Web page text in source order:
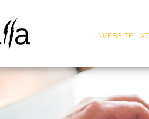
WEBSITE